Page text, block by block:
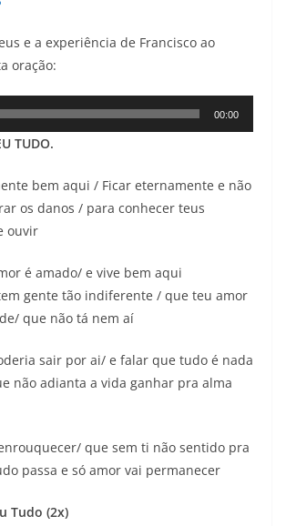
e a experiência de Francisco ao
oração:
00:00
TUDO.
bem aqui / Ficar eternamente e não
os danos / para conhecer teus
ouvir
é amado/ e vive bem aqui
gente tão indiferente / que teu amor
que não tá nem aí
sair por ai/ e falar que tudo é nada
não adianta a vida ganhar pra alma
que sem ti não sentido pra
passa e só amor vai permanecer
Tudo (2x)